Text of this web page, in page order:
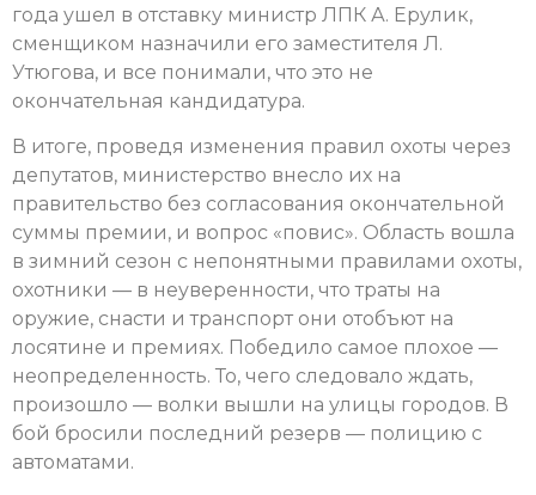
года ушел в отставку министр ЛПК А. Ерулик,
сменщиком назначили его заместителя Л.
Утюгова, и все понимали, что это не
окончательная кандидатура.
В итоге, проведя изменения правил охоты через
депутатов, министерство внесло их на
правительство без согласования окончательной
суммы премии, и вопрос «повис». Область вошла
в зимний сезон с непонятными правилами охоты,
охотники — в неуверенности, что траты на
оружие, снасти и транспорт они отобъют на
лосятине и премиях. Победило самое плохое —
неопределенность. То, чего следовало ждать,
произошло — волки вышли на улицы городов. В
бой бросили последний резерв — полицию с
автоматами.